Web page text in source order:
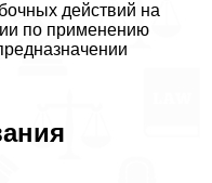
действий на
по применению